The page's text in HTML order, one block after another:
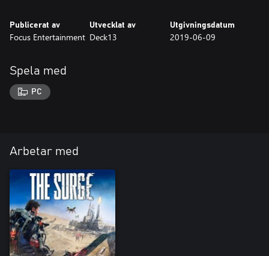
Publicerat av
Focus Entertainment
Utvecklat av
Deck13
Utgivningsdatum
2019-06-09
Spela med
PC
Arbetar med